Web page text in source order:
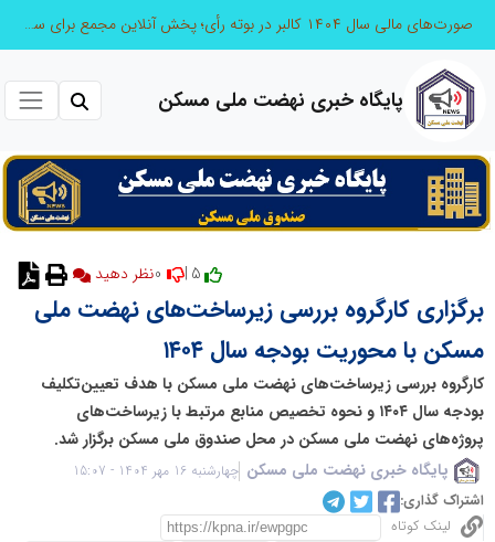
صورت‌های مالی سال ۱۴۰۴ کالبر در بوته رأی؛ پخش آنلاین مجمع برای سهامداران در سراسر کشور
پایگاه خبری نهضت ملی مسکن
5 | نظر دهید
برگزاری کارگروه بررسی زیرساخت‌های نهضت ملی
مسکن با محوریت بودجه سال ۱۴۰۴
کارگروه بررسی زیرساخت‌های نهضت ملی مسکن با هدف تعیین‌تکلیف
بودجه سال ۱۴۰۴ و نحوه تخصیص منابع مرتبط با زیرساخت‌های
پروژه‌های نهضت ملی مسکن در محل صندوق ملی مسکن برگزار شد.
پایگاه خبری نهضت ملی مسکن چهارشنبه 16 مهر 1404 - 15:07
اشتراک گذاری:
لینک کوتاه